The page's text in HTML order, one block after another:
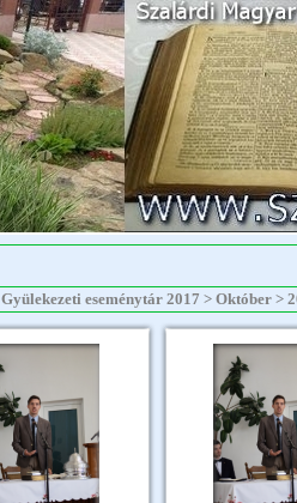
Gyülekezeti eseménytár 2017 > Október >